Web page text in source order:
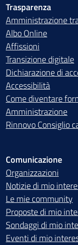
Trasparenza
Amministrazione
Albo Online
Affissioni
Transizione digitale
Dichiarazione di
Accessibilità
Come diventare
Amministrazione
Rinnovo Consiglio
Comunicazione
Organizzazioni
Notizie di mio
Le mie community
Proposte di mio
Sondaggi di mio
Eventi di mio